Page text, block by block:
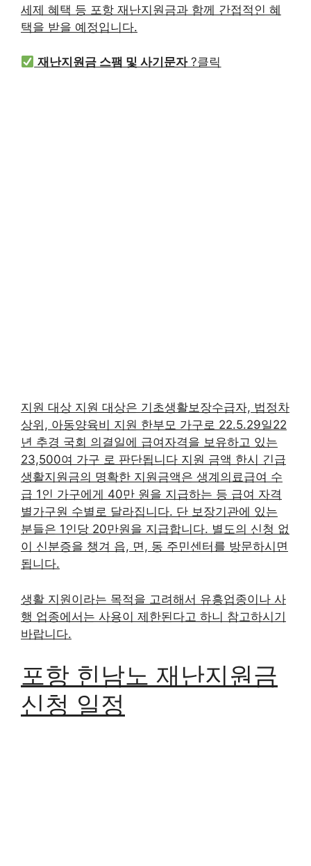
세제 혜택 등 포항 재난지원금과 함께 간접적인 혜
택을 받을 예정입니다.
재난지원금 스팸 및 사기문자?클릭
지원 대상 지원 대상은 기초생활보장수급자, 법정차
상위, 아동양육비 지원 한부모 가구로 22.5.29일22
년 추경 국회 의결일에 급여자격을 보유하고 있는
23,500여 가구 로 판단됩니다 지원 금액 한시 긴급
생활지원금의 명확한 지원금액은 생계의료급여 수
급 1인 가구에게 40만 원을 지급하는 등 급여 자격
별가구원 수별로 달라집니다. 단 보장기관에 있는
분들은 1인당 20만원을 지급합니다. 별도의 신청 없
이 신분증을 챙겨 읍, 면, 동 주민센터를 방문하시면
됩니다.
생활 지원이라는 목적을 고려해서 유흥업종이나 사
행 업종에서는 사용이 제한된다고 하니 참고하시기
바랍니다.
포항 힌남노 재난지원금
신청 일정